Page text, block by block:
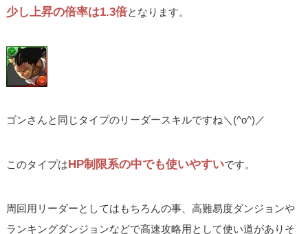
少し上昇の倍率は1.3倍となります。
ゴンさんと同じタイプのリーダースキルですね＼(^o^)／
このタイプはHP制限系の中でも使いやすいです。
周回用リーダーとしてはもちろんの事、高難易度ダンジョンや
ランキングダンジョンなどで高速攻略用として使い道がありそ